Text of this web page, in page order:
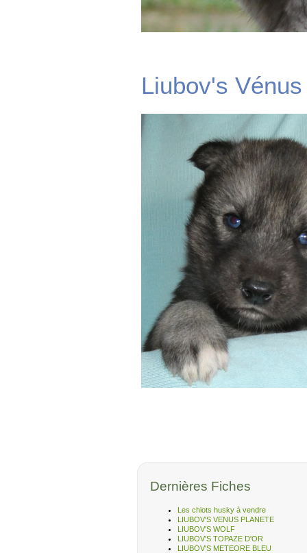
Liubov's
Dernières Fiches
Les chiots husky à vendre
LIUBOV'S VENUS PLANETE
LIUBOV'S WOLF
LIUBOV'S TOPAZE D'OR
LIUBOV'S METEORE BLEU